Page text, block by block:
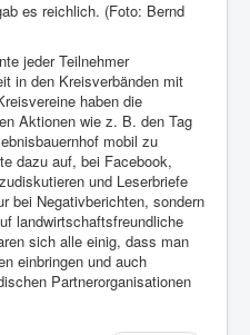
es reichlich. (Foto: Bernd
jeder Teilnehmer
in den Kreisverbänden mit
haben die
Aktionen wie z. B. den Tag
mobil zu
dazu auf, bei Facebook,
und Leserbriefe
bei Negativberichten, sondern
landwirtschaftsfreundliche
sich alle einig, dass man
einbringen und auch
Partnerorganisationen